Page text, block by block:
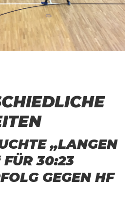
„LANGEN
30:23
GEGEN HF